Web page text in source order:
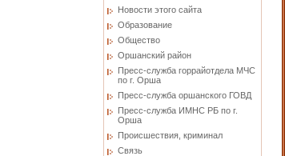
Новости этого сайта
Образование
Общество
Оршанский район
Пресс-служба горрайотдела МЧС
по г. Орша
Пресс-служба оршанского ГОВД
Пресс-служба ИМНС РБ по г.
Орша
Проиcшествия, криминал
Связь